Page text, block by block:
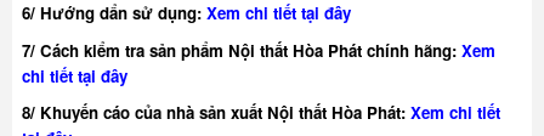
6/ Hướng dẩn sử dụng: Xem chi tiết tại đây
7/ Cách kiểm tra sản phẩm Nội thất Hòa Phát chính hãng: Xem
chi tiết tại đây
8/ Khuyến cáo của nhà sản xuất Nội thất Hòa Phát: Xem chi tiết